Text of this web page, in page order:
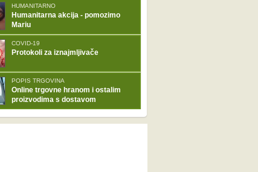
HUMANITARNO
Humanitarna akcija - pomozimo
Mariu
COVID-19
Protokoli za iznajmljivače
POPIS TRGOVINA
Online trgovne hranom i ostalim
proizvodima s dostavom